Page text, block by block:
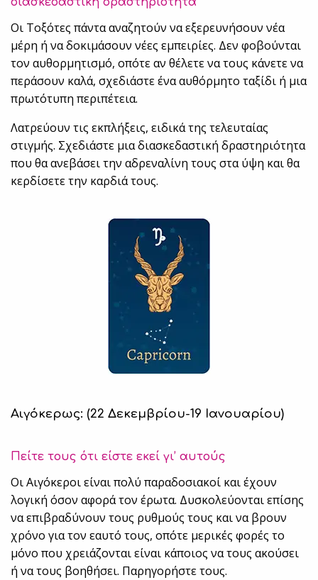
Οι Τοξότες πάντα αναζητούν να εξερευνήσουν νέα
μέρη ή να δοκιμάσουν νέες εμπειρίες. Δεν φοβούνται
τον αυθορμητισμό, οπότε αν θέλετε να τους κάνετε να
περάσουν καλά, σχεδιάστε ένα αυθόρμητο ταξίδι ή μια
πρωτότυπη περιπέτεια.
Λατρεύουν τις εκπλήξεις, ειδικά της τελευταίας
στιγμής. Σχεδιάστε μια διασκεδαστική δραστηριότητα
που θα ανεβάσει την αδρεναλίνη τους στα ύψη και θα
κερδίσετε την καρδιά τους.
Αιγόκερως: (22 Δεκεμβρίου-19 Ιανουαρίου)
Πείτε τους ότι είστε εκεί γι’ αυτούς
Οι Αιγόκεροι είναι πολύ παραδοσιακοί και έχουν
λογική όσον αφορά τον έρωτα. Δυσκολεύονται επίσης
να επιβραδύνουν τους ρυθμούς τους και να βρουν
χρόνο για τον εαυτό τους, οπότε μερικές φορές το
μόνο που χρειάζονται είναι κάποιος να τους ακούσει
ή να τους βοηθήσει. Παρηγορήστε τους.